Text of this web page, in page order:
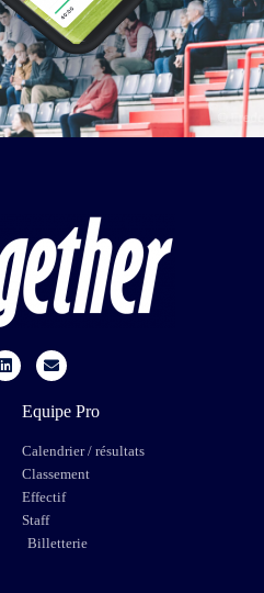
Equipe Pro
Calendrier / résultats
Classement
Effectif
Staff
Billetterie